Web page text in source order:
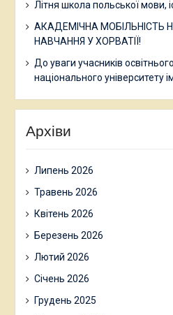
Літня школа польської мови,
АКАДЕМІЧНА МОБІЛЬНІСТЬ
НАВЧАННЯ У ХОРВАТІЇ!
До уваги учасників
національного університету
Архіви
Липень 2026
Травень 2026
Квітень 2026
Березень 2026
Лютий 2026
Січень 2026
Грудень 2025